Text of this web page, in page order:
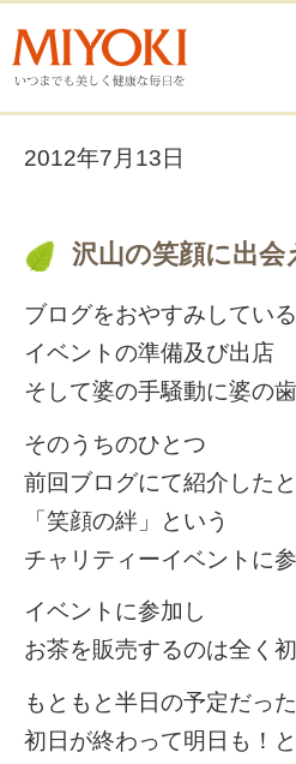
2012年7月13日
沢山の笑顔に出会
ブログをおやすみしてい
イベントの準備及び出店
そして婆の手騒動に婆の
そのうちのひとつ
前回ブログにて紹介した
「笑顔の絆」という
チャリティーイベントに
イベントに参加し
お茶を販売するのは全く
もともと半日の予定だっ
初日が終わって明日も！